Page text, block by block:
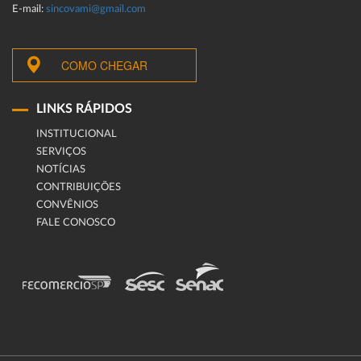
E-mail: sincovami@gmail.com
COMO CHEGAR
LINKS RÁPIDOS
INSTITUCIONAL
SERVIÇOS
NOTÍCIAS
CONTRIBUIÇÕES
CONVÊNIOS
FALE CONOSCO